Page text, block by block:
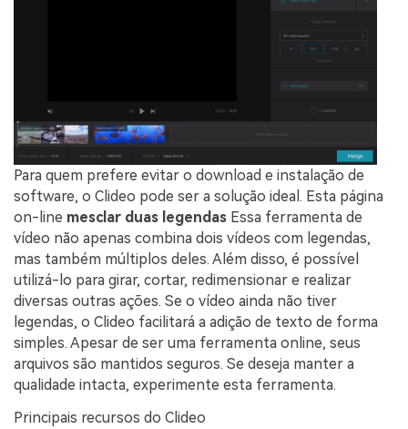
Para quem prefere evitar o download e instalação de
software, o Clideo pode ser a solução ideal. Esta página
on-line mesclar duas legendas Essa ferramenta de
vídeo não apenas combina dois vídeos com legendas,
mas também múltiplos deles. Além disso, é possível
utilizá-lo para girar, cortar, redimensionar e realizar
diversas outras ações. Se o vídeo ainda não tiver
legendas, o Clideo facilitará a adição de texto de forma
simples. Apesar de ser uma ferramenta online, seus
arquivos são mantidos seguros. Se deseja manter a
qualidade intacta, experimente esta ferramenta.
Principais recursos do Clideo